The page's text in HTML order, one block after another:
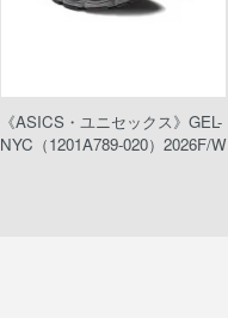
《ASICS・ユニセックス》GEL-
NYC（1201A789-020）2026F/W